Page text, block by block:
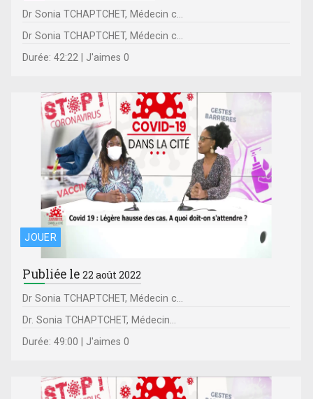
Dr Sonia TCHAPTCHET, Médecin c...
Dr Sonia TCHAPTCHET, Médecin c...
Durée: 42:22 | J'aimes 0
JOUER
Publiée le22 août 2022
Dr Sonia TCHAPTCHET, Médecin c...
Dr. Sonia TCHAPTCHET, Médecin...
Durée: 49:00 | J'aimes 0